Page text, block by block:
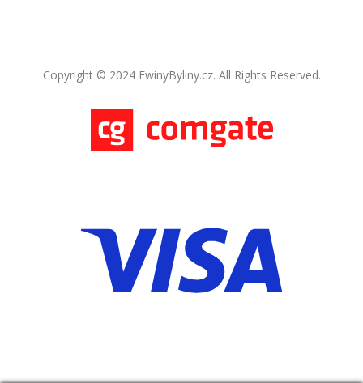
Copyright © 2024 EwinyByliny.cz. All Rights Reserved.